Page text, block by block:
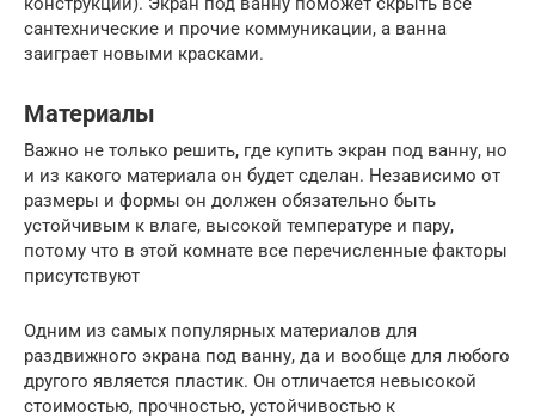
сантехнические и прочие коммуникации, а ванна
заиграет новыми красками.
Материалы
Важно не только решить, где купить экран под ванну, но
и из какого материала он будет сделан. Независимо от
размеры и формы он должен обязательно быть
устойчивым к влаге, высокой температуре и пару,
потому что в этой комнате все перечисленные факторы
присутствуют
Одним из самых популярных материалов для
раздвижного экрана под ванну, да и вообще для любого
другого является пластик. Он отличается невысокой
стоимостью, прочностью, устойчивостью к